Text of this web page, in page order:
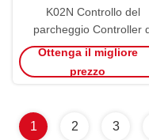
K02N Controllo del
parcheggio Controller
nodo interno PGS
NCU ad ultrasuoni
Ottenga il migliore
prezzo
1 2 3